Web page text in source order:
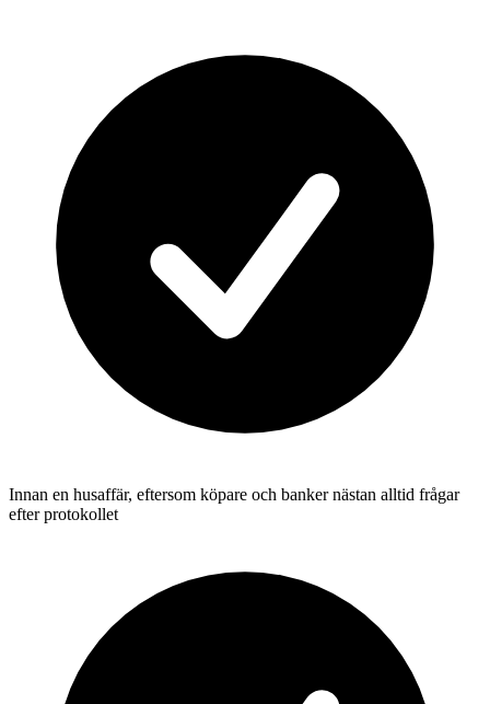
Innan en husaffär, eftersom köpare och banker nästan alltid frågar
efter protokollet